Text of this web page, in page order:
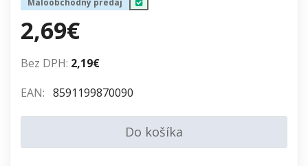
Maloobchodný predaj
2,69€
Bez DPH: 2,19€
EAN: 8591199870090
Do košíka